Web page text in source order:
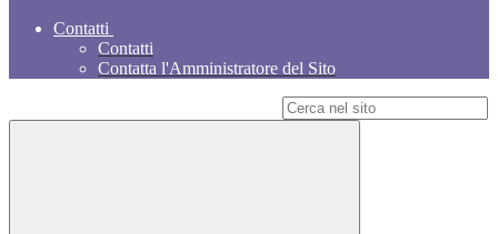
Contatti
Contatti
Contatta l'Amministratore del Sito